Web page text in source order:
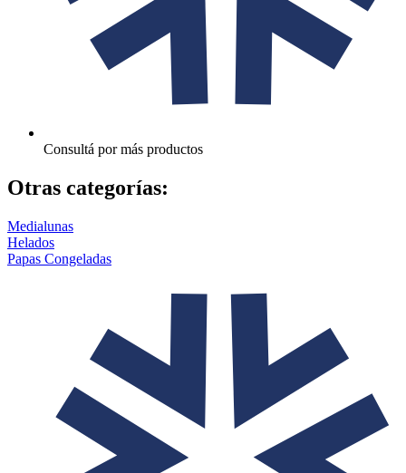
Consultá por más productos
Otras categorías:
Medialunas
Helados
Papas Congeladas